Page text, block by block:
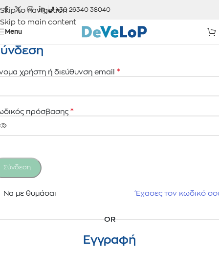
Skip to navigation
Skip to main content
+30 26340 38040
Menu
χρήστη ή διεύθυνση email *
πρόσβασης *
Σύνδεση
Έχασες τον κωδικό
Να με θυμάσαι
OR
Εγγραφή